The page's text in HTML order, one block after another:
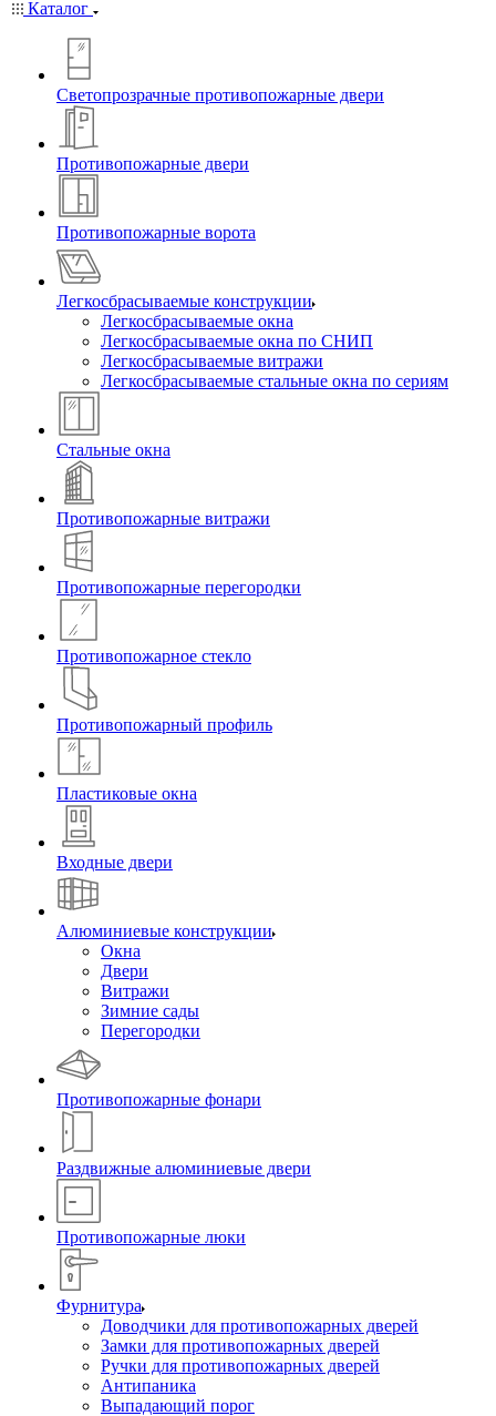
Каталог
Светопрозрачные противопожарные двери
Противопожарные двери
Противопожарные ворота
Легкосбрасываемые конструкции
Легкосбрасываемые окна
Легкосбрасываемые окна по СНИП
Легкосбрасываемые витражи
Легкосбрасываемые стальные окна по сериям
Стальные окна
Противопожарные витражи
Противопожарные перегородки
Противопожарное стекло
Противопожарный профиль
Пластиковые окна
Входные двери
Алюминиевые конструкции
Окна
Двери
Витражи
Зимние сады
Перегородки
Противопожарные фонари
Раздвижные алюминиевые двери
Противопожарные люки
Фурнитура
Доводчики для противопожарных дверей
Замки для противопожарных дверей
Ручки для противопожарных дверей
Антипаника
Выпадающий порог